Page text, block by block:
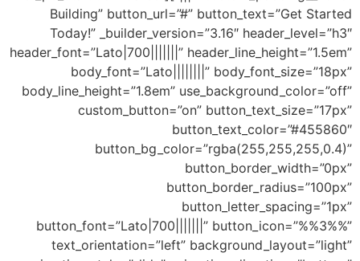
Building” button_url=”#”
Today!” _builder_version=”3.16″
header_font=”Lato|700|||||||”
body_font=”Lato||||||||”
body_line_height=”1.8em”
custom_button=”on”
button_font=”Lato|700|||||||”
text_orientation=”left”